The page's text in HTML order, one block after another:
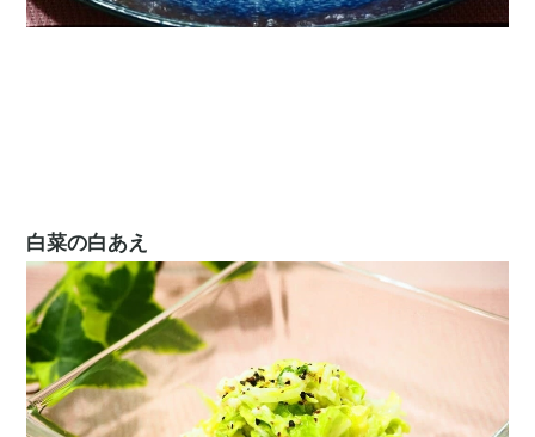
白菜の白あえ